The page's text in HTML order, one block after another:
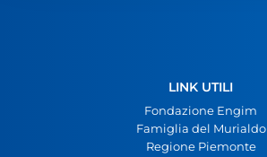
LINK UTILI
Fondazione Engim
Famiglia del Murialdo
Regione Piemonte